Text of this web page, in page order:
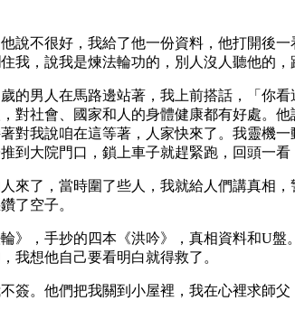
說不很好，我給了他一份資料，他打開後
我，說我是煉法輪功的，別人沒人聽他的
的男人在馬路邊站著，我上前搭話，「你
對社會、國家和人的身體健康都有好處。
對我說咱在這等著，人家快來了。我靈機
到大院門口，鎖上車子就趕緊跑，回頭一看
來了，當時圍了些人，我就給人們講真相
了空子。
》，手抄的四本《洪吟》，真相資料和U
我想他自己要看明白就得救了。
簽。他們把我關到小屋裡，我在心裡求師